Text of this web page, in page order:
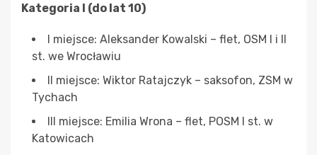
Kategoria I (do lat 10)
I miejsce: Aleksander Kowalski – flet, OSM I i II
st. we Wrocławiu
II miejsce: Wiktor Ratajczyk – saksofon, ZSM w
Tychach
III miejsce: Emilia Wrona – flet, POSM I st. w
Katowicach